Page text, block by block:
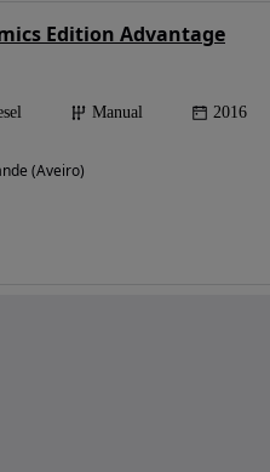
Edition Advantage
Manual 2016
(Aveiro)